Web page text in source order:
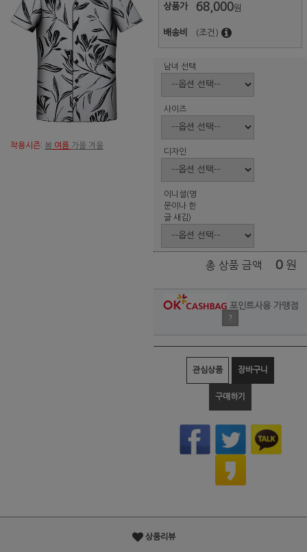
착용시즌: 봄 여름 가을 겨울
상품가 68,000원
배송비 (조건)
남녀 선택
사이즈
디자인
이니셜(영
문이나 한
글 새김)
총 상품 금액 0 원
포인트사용 가맹점
?
관심상품 장바구니
구매하기
상품리뷰